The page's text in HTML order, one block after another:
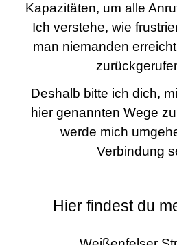
Kapazitäten, um alle
Ich verstehe, wie
man niemanden
Deshalb bitte ich dich,
hier genannten Wege
werde mich
Verbindung
Hier findest du